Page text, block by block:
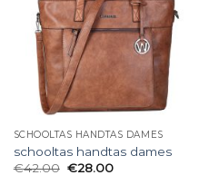
SCHOOLTAS HANDTAS DAMES
schooltas handtas dames
€42.00 €28.00